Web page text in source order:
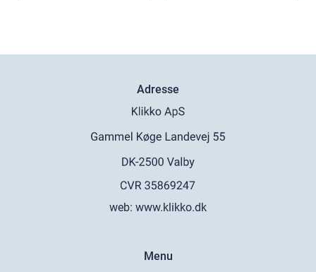
Adresse
web: www.klikko.dk
Menu